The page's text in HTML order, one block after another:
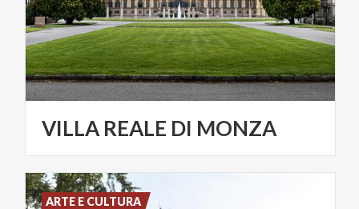
VILLA REALE DI MONZA
ARTE E CULTURA